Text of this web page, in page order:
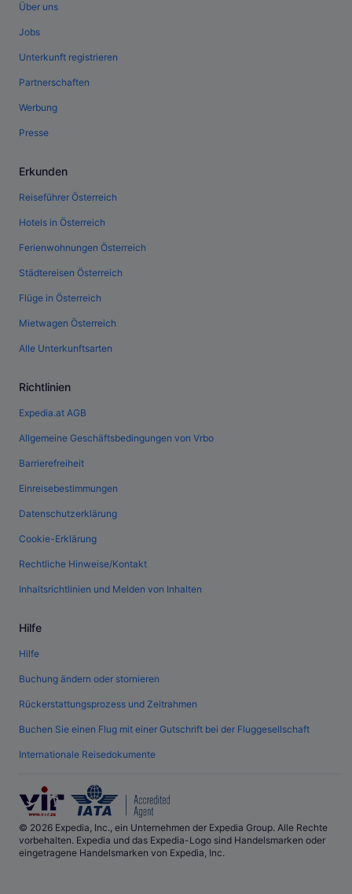
Über uns
Jobs
Unterkunft registrieren
Partnerschaften
Werbung
Presse
Erkunden
Reiseführer Österreich
Hotels in Österreich
Ferienwohnungen Österreich
Städtereisen Österreich
Flüge in Österreich
Mietwagen Österreich
Alle Unterkunftsarten
Richtlinien
Expedia.at AGB
Allgemeine Geschäftsbedingungen von Vrbo
Barrierefreiheit
Einreisebestimmungen
Datenschutzerklärung
Cookie-Erklärung
Rechtliche Hinweise/Kontakt
Inhaltsrichtlinien und Melden von Inhalten
Hilfe
Hilfe
Buchung ändern oder stornieren
Rückerstattungsprozess und Zeitrahmen
Buchen Sie einen Flug mit einer Gutschrift bei der Fluggesellschaft
Internationale Reisedokumente
© 2026 Expedia, Inc., ein Unternehmen der Expedia Group. Alle Rechte
vorbehalten. Expedia und das Expedia-Logo sind Handelsmarken oder
eingetragene Handelsmarken von Expedia, Inc.